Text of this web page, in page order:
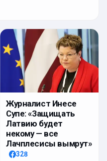
Журналист Инесе
Супе: «Защищать
Латвию будет
некому — все
Лачплесисы вымрут»
328